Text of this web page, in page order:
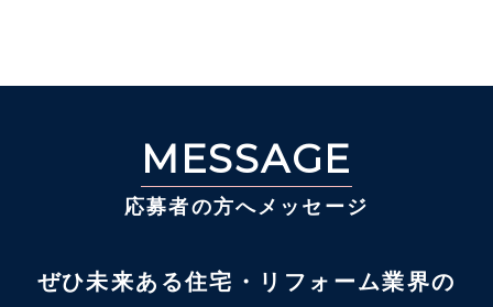
MESSAGE
応募者の方へメッセージ
ぜひ未来ある住宅・リフォーム業界の